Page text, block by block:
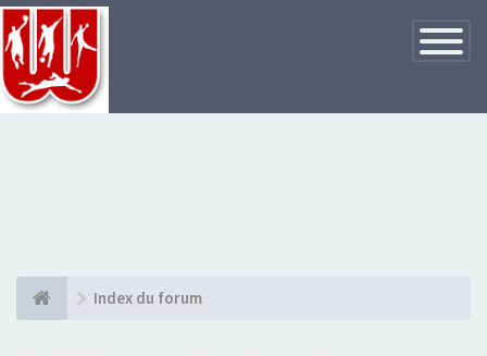
Basculer
la
Index du forum